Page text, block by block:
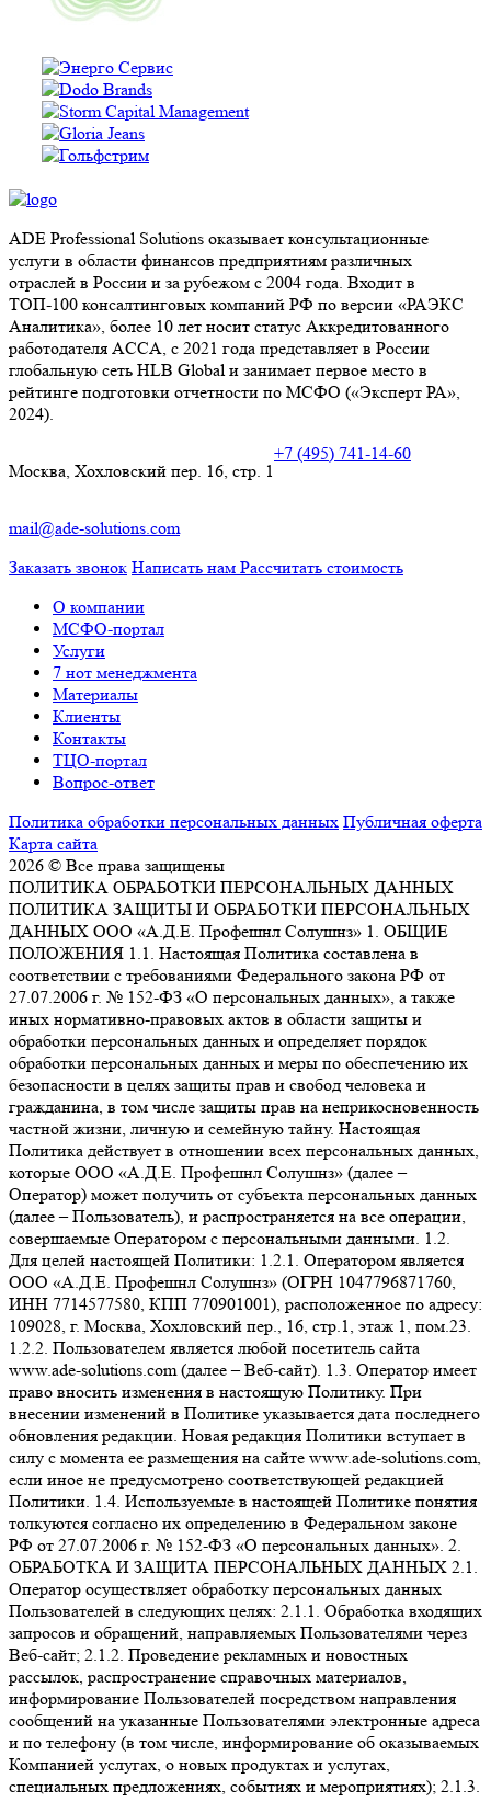
ADE Professional Solutions оказывает консультационные
услуги в области финансов предприятиям различных
отраслей в России и за рубежом с 2004 года. Входит в
ТОП-100 консалтинговых компаний РФ по версии «РАЭКС
Аналитика», более 10 лет носит статус Аккредитованного
работодателя ACCA, с 2021 года представляет в России
глобальную сеть HLB Global и занимает первое место в
рейтинге подготовки отчетности по МСФО («Эксперт РА»,
2024).
Москва, Хохловский пер. 16, стр. 1
+7 (495) 741-14-60
mail@ade-solutions.com
Заказать звонок Написать нам Рассчитать стоимость
О компании
МСФО-портал
Услуги
7 нот менеджмента
Материалы
Клиенты
Контакты
ТЦО-портал
Вопрос-ответ
Политика обработки персональных данных Публичная оферта
Карта сайта
2026 © Все права защищены
ПОЛИТИКА ОБРАБОТКИ ПЕРСОНАЛЬНЫХ ДАННЫХ
ПОЛИТИКА ЗАЩИТЫ И ОБРАБОТКИ ПЕРСОНАЛЬНЫХ
ДАННЫХ ООО «А.Д.Е. Профешнл Солушнз» 1. ОБЩИЕ
ПОЛОЖЕНИЯ 1.1. Настоящая Политика составлена в
соответствии с требованиями Федерального закона РФ от
27.07.2006 г. № 152-ФЗ «О персональных данных», а также
иных нормативно-правовых актов в области защиты и
обработки персональных данных и определяет порядок
обработки персональных данных и меры по обеспечению их
безопасности в целях защиты прав и свобод человека и
гражданина, в том числе защиты прав на неприкосновенность
частной жизни, личную и семейную тайну. Настоящая
Политика действует в отношении всех персональных данных,
которые ООО «А.Д.Е. Профешнл Солушнз» (далее –
Оператор) может получить от субъекта персональных данных
(далее – Пользователь), и распространяется на все операции,
совершаемые Оператором с персональными данными. 1.2.
Для целей настоящей Политики: 1.2.1. Оператором является
ООО «А.Д.Е. Профешнл Солушнз» (ОГРН 1047796871760,
ИНН 7714577580, КПП 770901001), расположенное по адресу:
109028, г. Москва, Хохловский пер., 16, стр.1, этаж 1, пом.23.
1.2.2. Пользователем является любой посетитель сайта
www.ade-solutions.com (далее – Веб-сайт). 1.3. Оператор имеет
право вносить изменения в настоящую Политику. При
внесении изменений в Политике указывается дата последнего
обновления редакции. Новая редакция Политики вступает в
силу с момента ее размещения на сайте www.ade-solutions.com,
если иное не предусмотрено соответствующей редакцией
Политики. 1.4. Используемые в настоящей Политике понятия
толкуются согласно их определению в Федеральном законе
РФ от 27.07.2006 г. № 152-ФЗ «О персональных данных». 2.
ОБРАБОТКА И ЗАЩИТА ПЕРСОНАЛЬНЫХ ДАННЫХ 2.1.
Оператор осуществляет обработку персональных данных
Пользователей в следующих целях: 2.1.1. Обработка входящих
запросов и обращений, направляемых Пользователями через
Веб-сайт; 2.1.2. Проведение рекламных и новостных
рассылок, распространение справочных материалов,
информирование Пользователей посредством направления
сообщений на указанные Пользователями электронные адреса
и по телефону (в том числе, информирование об оказываемых
Компанией услугах, о новых продуктах и услугах,
специальных предложениях, событиях и мероприятиях); 2.1.3.